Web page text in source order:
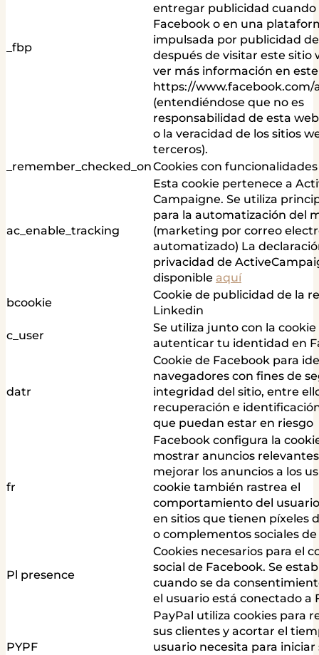
_fbp
entregar publicidad cuando
Facebook o en una
impulsada por publicidad
después de visitar este sitio
ver más información en
https://www.facebook.com/
(entendiéndose que no es
responsabilidad de esta
o la veracidad de los sitios
terceros).
_remember_checked_onCookies con
ac_enable_tracking
Esta cookie pertenece a
Campaigne. Se utiliza
para la automatización del
(marketing por correo
automatizado) La
privacidad de
disponible aquí
bcookie
Cookie de publicidad de la
Linkedin
c_user
Se utiliza junto con la cookie
autenticar tu identidad en
datr
Cookie de Facebook para
navegadores con fines de
integridad del sitio, entre
recuperación e
que puedan estar en riesgo
fr
Facebook configura la
mostrar anuncios
mejorar los anuncios a los
cookie también rastrea el
comportamiento del
en sitios que tienen píxeles
o complementos sociales
Pl presence
Cookies necesarios para el
social de Facebook. Se
cuando se da
el usuario está conectado a
PYPF
PayPal utiliza cookies para
sus clientes y acortar el
usuario necesita para iniciar